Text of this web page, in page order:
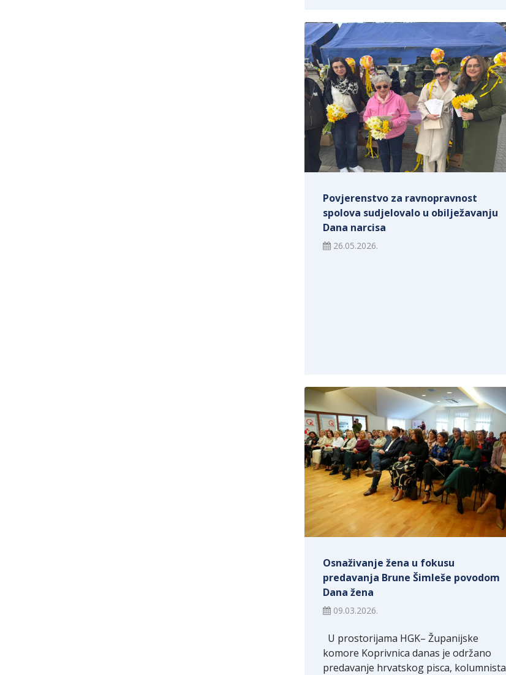
Povjerenstvo za ravnopravnost
spolova sudjelovalo u obilježavanju
Dana narcisa
26.05.2026.
Osnaživanje žena u fokusu
predavanja Brune Šimleše povodom
Dana žena
09.03.2026.
U prostorijama HGK– Županijske
komore Koprivnica danas je održano
predavanje hrvatskog pisca, kolumnista